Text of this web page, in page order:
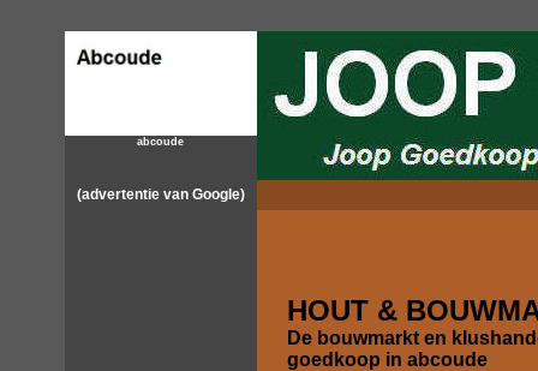
abcoude
(advertentie van Google)
HOUT &
De bouwmarkt en
goedkoop in abcoude